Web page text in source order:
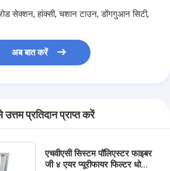
सेक्शन, हांक्सी, चशान टाउन, डोंगगुआन सिटी,
अब बात करें
प्रतिदान प्राप्त करें
एचवीएसी सिस्टम पॉलिएस्टर फाइबर
जी ४ एयर प्यूरीफायर फिल्टर धो